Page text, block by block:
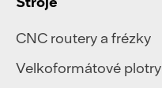
CNC routery a frézky
Velkoformátové plotry